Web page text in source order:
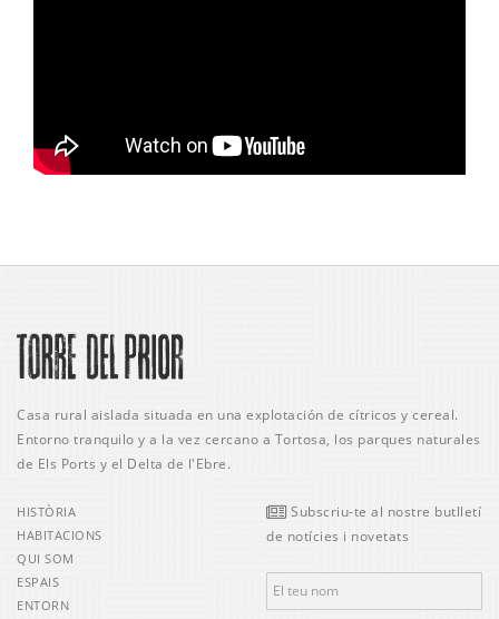
Casa rural aislada situada en una explotación de cítricos y cereal.
Entorno tranquilo y a la vez cercano a Tortosa, los parques naturales
de Els Ports y el Delta de l'Ebre.
HISTÒRIA
HABITACIONS
QUI SOM
ESPAIS
ENTORN
Subscriu-te al nostre butlletí
de notícies i novetats